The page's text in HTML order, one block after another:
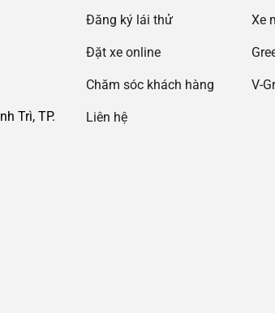
Trì, TP.
Đăng ký lái thử
Đặt xe online
Chăm sóc khách hàng
Liên hệ
Xe
V-